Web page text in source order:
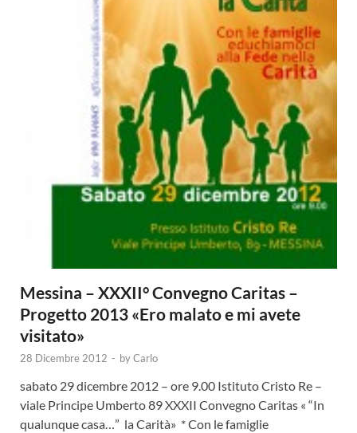
Messina – XXXII° Convegno Caritas –
Progetto 2013 «Ero malato e mi avete
visitato»
28 Dicembre 2012 - byCarlo
sabato 29 dicembre 2012 – ore 9.00 Istituto Cristo Re –
viale Principe Umberto 89 XXXII Convegno Caritas « “In
qualunque casa…” la Carità» * Con le famiglie